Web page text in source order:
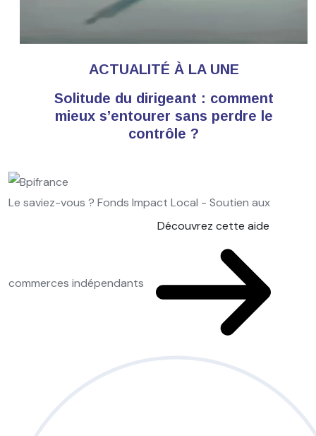
ACTUALITÉ À LA UNE
Solitude du dirigeant : comment
mieux s’entourer sans perdre le
contrôle ?
Le saviez-vous ? Fonds Impact Local - Soutien aux
commerces indépendants
Découvrez cette aide